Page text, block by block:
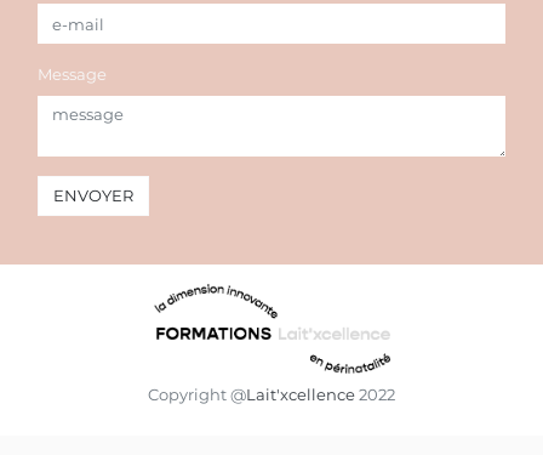
Message
ENVOYER
Copyright @Lait'xcellence2022